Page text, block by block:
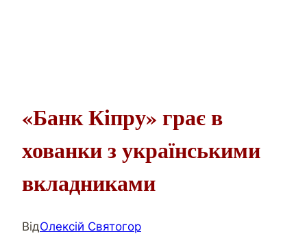
«Банк Кіпру» грає в
хованки з українськими
вкладниками
ВідОлексій Святогор